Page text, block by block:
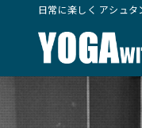
日常に楽しく アシュ